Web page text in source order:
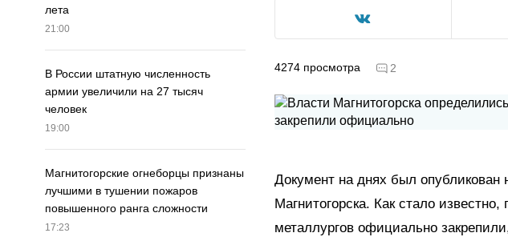
лета
21:00
В России штатную численность
армии увеличили на 27 тысяч
человек
19:00
Магнитогорские огнеборцы признаны
лучшими в тушении пожаров
повышенного ранга сложности
17:23
4274 просмотра 2
Документ на днях был
Магнитогорска. Как стало
металлургов официально